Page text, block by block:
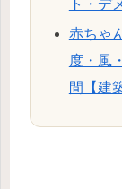
ト・デ
赤ちゃ
度・風
間【建